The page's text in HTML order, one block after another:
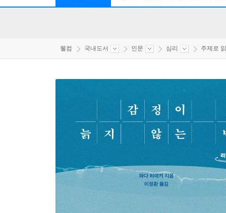
웰컴 국내도서 인문 심리 주제로